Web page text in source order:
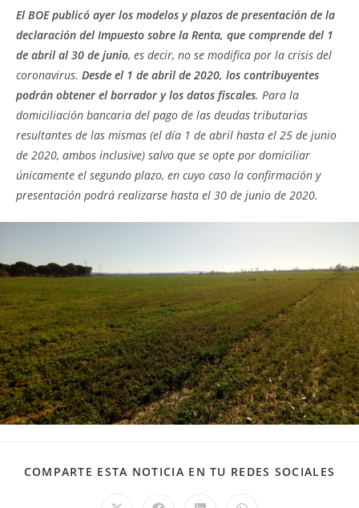
El BOE publicó ayer los modelos y plazos de presentación de la
declaración del Impuesto sobre la Renta, que comprende del 1
de abril al 30 de junio, es decir, no se modifica por la crisis del
coronavirus. Desde el 1 de abril de 2020, los contribuyentes
podrán obtener el borrador y los datos fiscales. Para la
domiciliación bancaria del pago de las deudas tributarias
resultantes de las mismas (el día 1 de abril hasta el 25 de junio
de 2020, ambos inclusive) salvo que se opte por domiciliar
únicamente el segundo plazo, en cuyo caso la confirmación y
presentación podrá realizarse hasta el 30 de junio de 2020.
COMPARTE ESTA NOTICIA EN TU REDES SOCIALES